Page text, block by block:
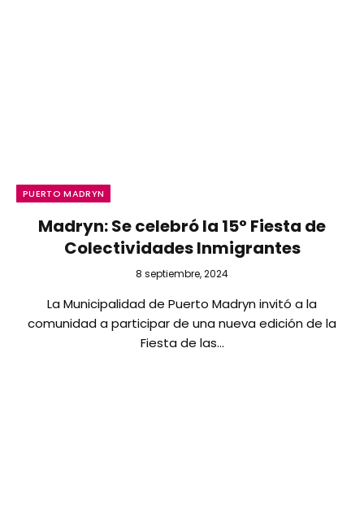
PUERTO MADRYN
Madryn: Se celebró la 15° Fiesta de
Colectividades Inmigrantes
8 septiembre, 2024
La Municipalidad de Puerto Madryn invitó a la
comunidad a participar de una nueva edición de la
Fiesta de las…